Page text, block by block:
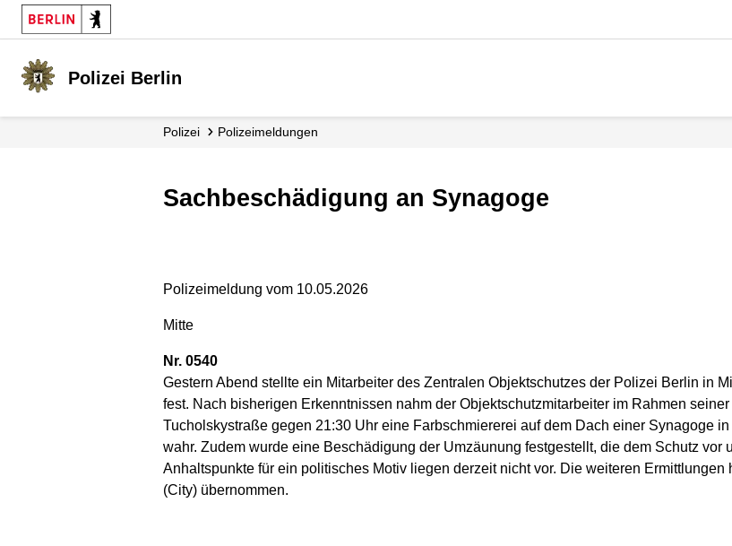
Polizei Berlin
Polizei Polizei­meldungen
Sachbeschädigung an Synagoge
Polizeimeldung vom 10.05.2026
Mitte
Nr. 0540
Gestern Abend stellte ein Mitarbeiter des Zentralen Objektschutzes der Polizei Berlin in
fest. Nach bisherigen Erkenntnissen nahm der Objektschutzmitarbeiter im Rahmen
Tucholskystraße gegen 21:30 Uhr eine Farbschmiererei auf dem Dach einer Synagoge
wahr. Zudem wurde eine Beschädigung der Umzäunung festgestellt, die dem Schutz vor
Anhaltspunkte für ein politisches Motiv liegen derzeit nicht vor. Die weiteren
(City) übernommen.